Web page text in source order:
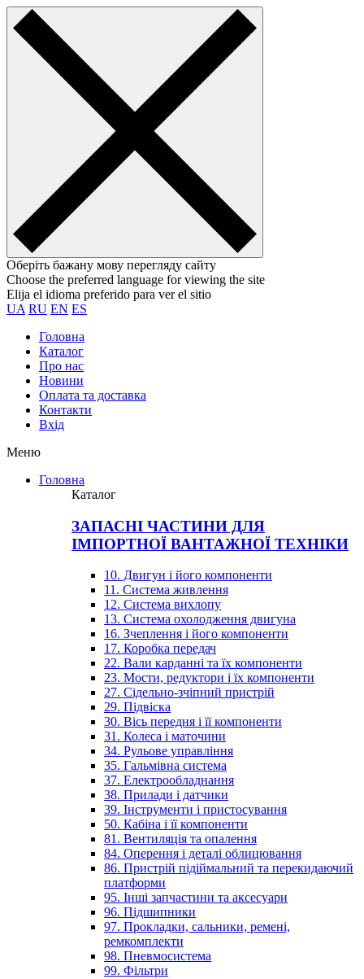
Оберіть бажану мову перегляду сайту
Choose the preferred language for viewing the site
Elija el idioma preferido para ver el sitio
UA RU EN ES
Головна
Каталог
Про нас
Новини
Оплата та доставка
Контакти
Вхiд
Меню
Головна
Каталог
ЗАПАСНІ ЧАСТИНИ ДЛЯ
ІМПОРТНОЇ ВАНТАЖНОЇ ТЕХНІКИ
10. Двигун і його компоненти
11. Система живлення
12. Система вихлопу
13. Система охолодження двигуна
16. Зчеплення і його компоненти
17. Коробка передач
22. Вали карданні та їх компоненти
23. Мости, редуктори і їх компоненти
27. Сідельно-зчіпний пристрій
29. Підвіска
30. Вісь передня і її компоненти
31. Колеса і маточини
34. Рульове управління
35. Гальмівна система
37. Електрообладнання
38. Прилади і датчики
39. Інструменти і пристосування
50. Кабіна і її компоненти
81. Вентиляція та опалення
84. Оперення і деталі облицювання
86. Пристрій підіймальний та перекидаючий
платформи
95. Інші запчастини та аксесуари
96. Підшипники
97. Прокладки, сальники, ремені,
ремкомплекти
98. Пневмосистема
99. Фільтри